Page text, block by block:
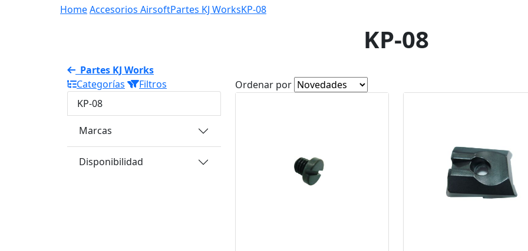
HomeAccesorios AirsoftPartes KJ WorksKP-08
KP-08
Partes KJ Works
Categorías
Filtros
KP-08
Marcas
Disponibilidad
Ordenar por